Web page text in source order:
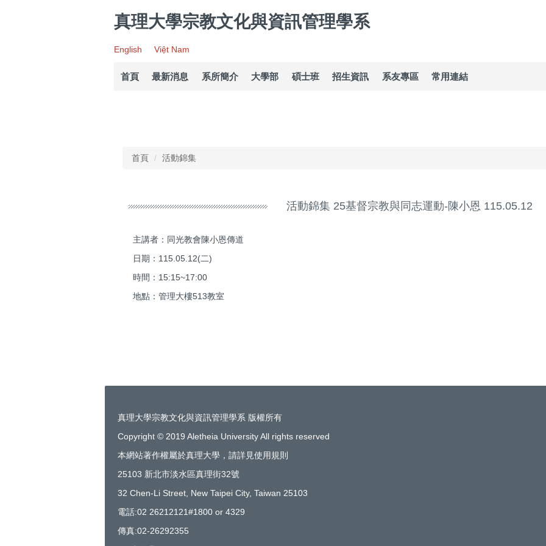
真理大學宗教文化與資訊管理學系
English Việt Nam
首頁 最新消息 系所簡介 大學部 碩士班 招生資訊 系友專區 常用連結
首頁 活動錦集
活動錦集 25基督宗教與同志運動-陳小恩 115.05.12
主講者：同光教會陳小恩傳道
日期：115.05.12(二)
時間：15:15~17:00
地點：管理大樓513教室
真理大學宗教文化與資訊管理學系 版權所有
Copyright © 2019 Aletheia University All rights reserved
本網站著作權屬於真理大學，請詳見使用規則
25103 新北市淡水區真理街32號
32 Chen-Li Street, New Taipei City, Taiwan 25103
電話:02 26212121#1800 or 4329
傳真:02-26292355